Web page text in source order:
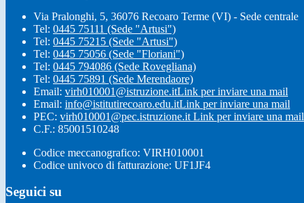
Via Pralonghi, 5, 36076 Recoaro Terme (VI) - Sede centrale
Tel: 0445 75111 (Sede "Artusi")
Tel: 0445 75215 (Sede "Artusi")
Tel: 0445 75056 (Sede "Floriani")
Tel: 0445 794086 (Sede Rovegliana)
Tel: 0445 75891 (Sede Merendaore)
Email: virh010001@istruzione.itLink per inviare una mail
Email: info@istitutirecoaro.edu.itLink per inviare una mail
PEC: virh010001@pec.istruzione.it Link per inviare una mail
C.F.: 85001510248
Codice meccanografico: VIRH010001
Codice univoco di fatturazione: UF1JF4
Seguici su